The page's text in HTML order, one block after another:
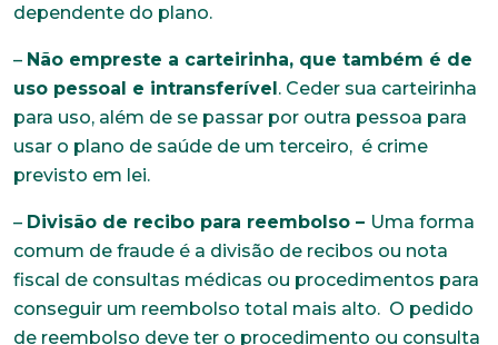
dependente do plano.
– Não empreste a carteirinha, que também é de
uso pessoal e intransferível. Ceder sua carteirinha
para uso, além de se passar por outra pessoa para
usar o plano de saúde de um terceiro, é crime
previsto em lei.
– Divisão de recibo para reembolso – Uma forma
comum de fraude é a divisão de recibos ou nota
fiscal de consultas médicas ou procedimentos para
conseguir um reembolso total mais alto. O pedido
de reembolso deve ter o procedimento ou consulta